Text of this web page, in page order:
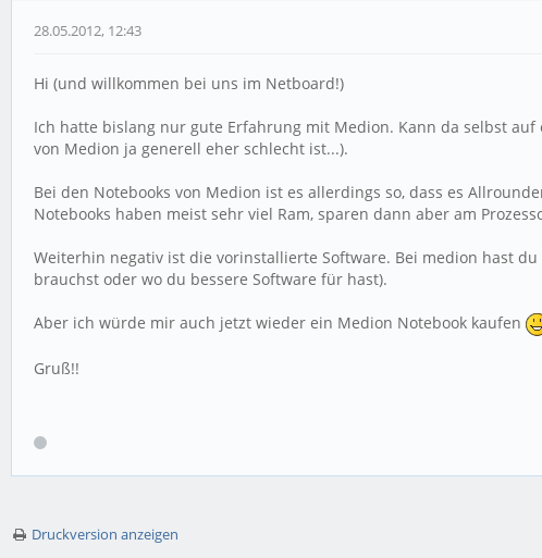
28.05.2012, 12:43
Hi (und willkommen bei uns im Netboard!)
Ich hatte bislang nur gute Erfahrung mit Medion. Kann da selbst
von Medion ja generell eher schlecht ist...).
Bei den Notebooks von Medion ist es allerdings so, dass es
Notebooks haben meist sehr viel Ram, sparen dann aber am
Weiterhin negativ ist die vorinstallierte Software. Bei medion hast
brauchst oder wo du bessere Software für hast).
Aber ich würde mir auch jetzt wieder ein Medion Notebook kaufen
Gruß!!
Druckversion anzeigen